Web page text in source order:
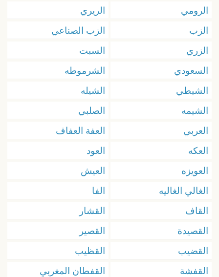
الرومي
الريري
الزب
الزب الصناعي
الزري
السبت
السعودي
الشرموطه
الشيطي
الشيله
الشيمه
الصلبي
العربي
العفة العفاف
العكه
العود
العويزه
العيش
الغالي الغاليه
الفا
القاف
القشار
القصيدة
القصير
القضيب
القظيب
القفشة
القفطان المغربي